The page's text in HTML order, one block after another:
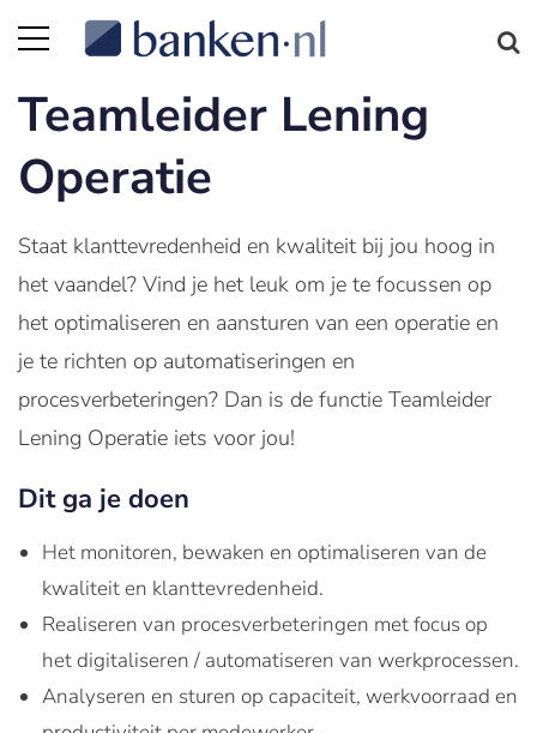
Teamleider Lening
Operatie
Staat klanttevredenheid en kwaliteit bij jou hoog in
het vaandel? Vind je het leuk om je te focussen op
het optimaliseren en aansturen van een operatie en
je te richten op automatiseringen en
procesverbeteringen? Dan is de functie Teamleider
Lening Operatie iets voor jou!
Dit ga je doen
Het monitoren, bewaken en optimaliseren van de
kwaliteit en klanttevredenheid.
Realiseren van procesverbeteringen met focus op
het digitaliseren / automatiseren van werkprocessen.
Analyseren en sturen op capaciteit, werkvoorraad en